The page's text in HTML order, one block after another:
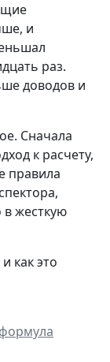
и
раз.
доводов и
Сначала
к расчету,
правила
в жесткую
как это